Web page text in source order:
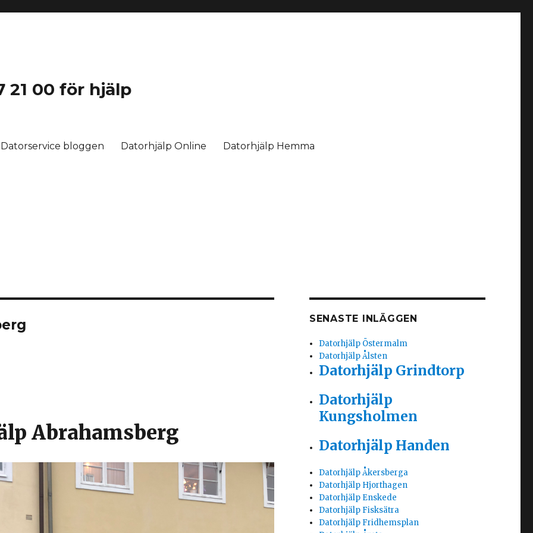
21 00 för hjälp
Datorservice bloggen Datorhjälp Online Datorhjälp Hemma
Abrahamsberg
SENASTE INLÄGGEN
Datorhjälp Östermalm
Datorhjälp Ålsten
Datorhjälp Grindtorp
Datorhjälp
Kungsholmen
Datorhjälp Handen
Datorhjälp Åkersberga
Datorhjälp Hjorthagen
Datorhjälp Enskede
Datorhjälp Fisksätra
Datorhjälp Fridhemsplan